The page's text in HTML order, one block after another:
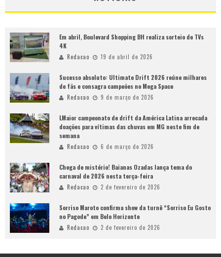
Em abril, Boulevard Shopping BH realiza sorteio de TVs
4K
Redacao 19 de abril de 2026
Sucesso absoluto: Ultimate Drift 2026 reúne milhares
de fãs e consagra campeões no Mega Space
Redacao 9 de março de 2026
LMaior campeonato de drift da América Latina arrecada
doações para vítimas das chuvas em MG neste fim de
semana
Redacao 6 de março de 2026
Chega de mistério! Baianas Ozadas lança tema do
carnaval de 2026 nesta terça-feira
Redacao 2 de fevereiro de 2026
Sorriso Maroto confirma show da turnê “Sorriso Eu Gosto
no Pagode” em Belo Horizonte
Redacao 2 de fevereiro de 2026